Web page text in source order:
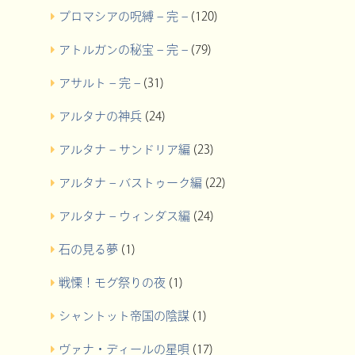
プロマシアの呪縛 – 完 –(120)
アトルガンの秘宝 – 完 –(79)
アサルト – 完 –(31)
アルタナの神兵(24)
アルタナ – サンドリア編 (23)
アルタナ – バストゥーク編 (22)
アルタナ – ウィンダス編 (24)
石の見る夢 (1)
戦慄！モグ祭りの夜(1)
シャントット帝国の陰謀(1)
ヴァナ・ディールの星唄 (17)